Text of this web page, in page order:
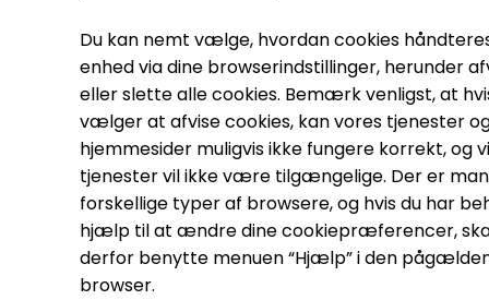
Du kan nemt vælge, hvordan cookies
enhed via dine browserindstillinger, herunder
eller slette alle cookies. Bemærk venligst, at
vælger at afvise cookies, kan vores tjenester
hjemmesider muligvis ikke fungere korrekt, og
tjenester vil ikke være tilgængelige. Der er
forskellige typer af browsere, og hvis du har
hjælp til at ændre dine cookiepræferencer,
derfor benytte menuen “Hjælp” i den
browser.